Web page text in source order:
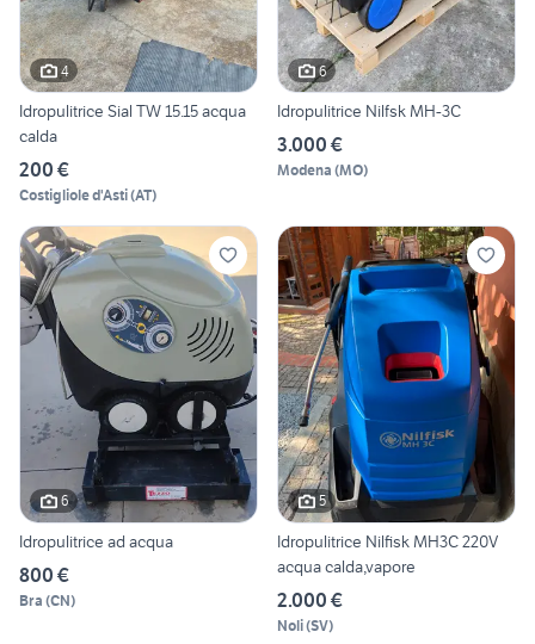
4
Idropulitrice Sial TW 15.15 acqua
calda
200 €
Costigliole d'Asti(AT)
6
Idropulitrice Nilfsk MH-3C
3.000 €
Modena (MO)
6
Idropulitrice ad acqua
800 €
Bra (CN)
5
Idropulitrice Nilfisk MH3C 220V
acqua calda,vapore
2.000 €
Noli(SV)